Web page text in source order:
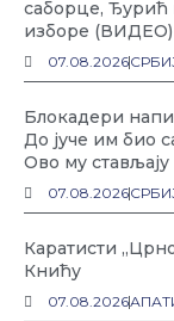
саборце, Ђурић
изборе (ВИДЕО)
07.08.2026
Блокадери
До јуче им био
Ово му стављају
07.08.2026
Каратисти
Книћу
07.08.2026